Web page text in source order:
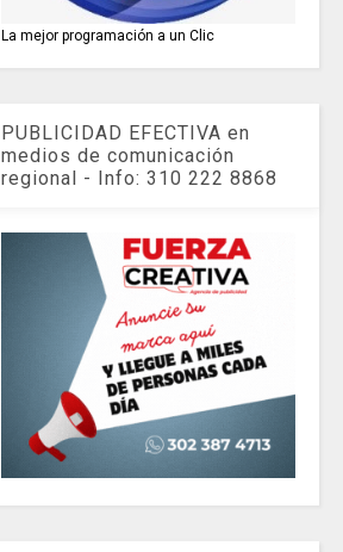
La mejor programación a un Clic
PUBLICIDAD EFECTIVA en
medios de comunicación
regional - Info: 310 222 8868